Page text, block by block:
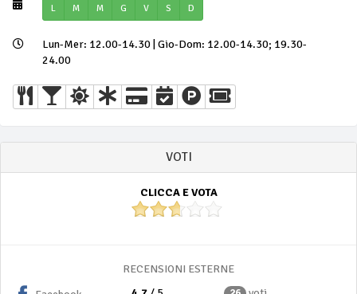
L M M G V S D
Lun-Mer: 12.00-14.30 | Gio-Dom: 12.00-14.30; 19.30-
24.00
VOTI
CLICCA E VOTA
RECENSIONI ESTERNE